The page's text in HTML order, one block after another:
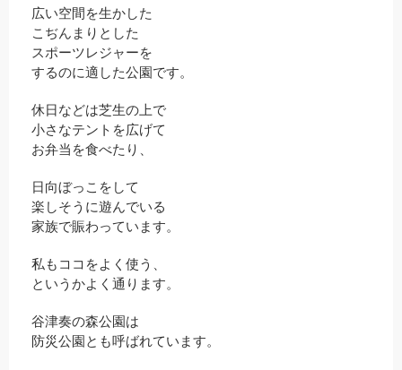
広い空間を生かした
こぢんまりとした
スポーツレジャーを
するのに適した公園です。
休日などは芝生の上で
小さなテントを広げて
お弁当を食べたり、
日向ぼっこをして
楽しそうに遊んでいる
家族で賑わっています。
私もココをよく使う、
というかよく通ります。
谷津奏の森公園は
防災公園とも呼ばれています。